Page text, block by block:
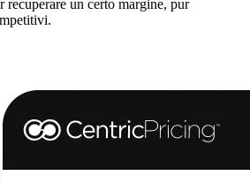
recuperare un certo margine, pur